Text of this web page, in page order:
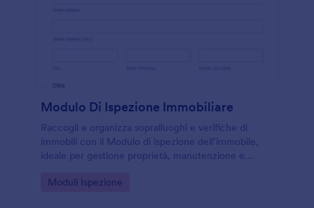
Modulo Di Ispezione Immobiliare
Raccogli e organizza sopralluoghi e verifiche di
immobili con il Modulo di ispezione dell’immobile,
ideale per gestione proprietà, manutenzione e
Go to Category:
Moduli Ispezione